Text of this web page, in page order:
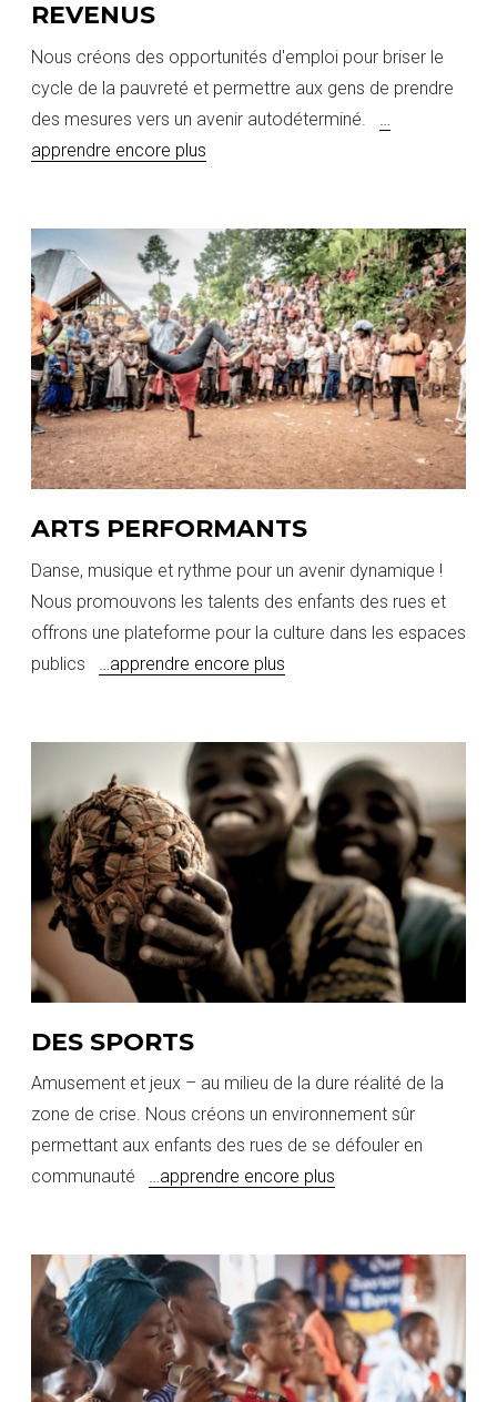
REVENUS
Nous créons des opportunités d'emploi pour briser le
cycle de la pauvreté et permettre aux gens de prendre
des mesures vers un avenir autodéterminé.
apprendre encore plus
ARTS PERFORMANTS
Danse, musique et rythme pour un avenir dynamique !
Nous promouvons les talents des enfants des rues et
offrons une plateforme pour la culture dans les espaces
publics
…apprendre encore plus
DES SPORTS
Amusement et jeux – au milieu de la dure réalité de la
zone de crise. Nous créons un environnement sûr
permettant aux enfants des rues de se défouler en
communauté …apprendre encore plus